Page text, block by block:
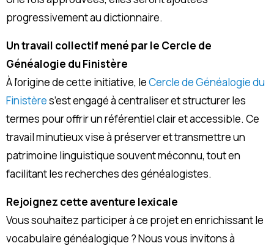
progressivement au dictionnaire.
Un travail collectif mené par le Cercle de
Généalogie du Finistère
À l’origine de cette initiative, leCercle de Généalogie du
Finistères’est engagé à centraliser et structurer les
termes pour offrir un référentiel clair et accessible. Ce
travail minutieux vise à préserver et transmettre un
patrimoine linguistique souvent méconnu, tout en
facilitant les recherches des généalogistes.
Rejoignez cette aventure lexicale
Vous souhaitez participer à ce projet en enrichissant le
vocabulaire généalogique ? Nous vous invitons à